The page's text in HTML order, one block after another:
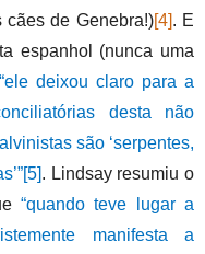
cães de Genebra!)[4]. E
espanhol (nunca uma
“ele deixou claro para a
desta não
são ‘serpentes,
[5]. Lindsay resumiu o
“quando teve lugar a
manifesta a